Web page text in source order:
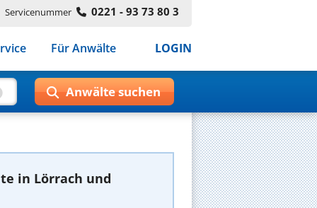
Servicenummer 0221 - 93 73 80 3
Für Anwälte LOGIN
in Lörrach und